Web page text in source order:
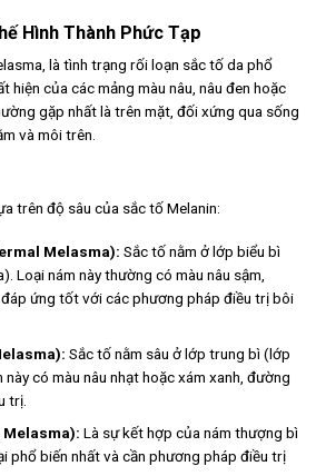
Hình Thành Phức Tạp
là tình trạng rối loạn sắc tố da phổ
hiện của các mảng màu nâu, nâu đen hoặc
gặp nhất là trên mặt, đối xứng qua sống
và môi trên.
trên độ sâu của sắc tố Melanin:
Melasma): Sắc tố nằm ở lớp biểu bì
Loại nám này thường có màu nâu sậm,
ứng tốt với các phương pháp điều trị bôi
Sắc tố nằm sâu ở lớp trung bì (lớp
có màu nâu nhạt hoặc xám xanh, đường
trị.
Melasma): Là sự kết hợp của nám thượng bì
phổ biến nhất và cần phương pháp điều trị